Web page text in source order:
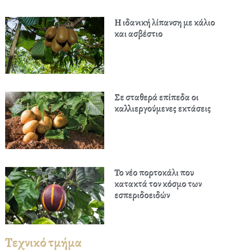
Η ιδανική λίπανση με κάλιο
και ασβέστιο
Σε σταθερά επίπεδα οι
καλλιεργούμενες εκτάσεις
Το νέο πορτοκάλι που
κατακτά τον κόσμο των
εσπεριδοειδών
Τεχνικό τμήμα